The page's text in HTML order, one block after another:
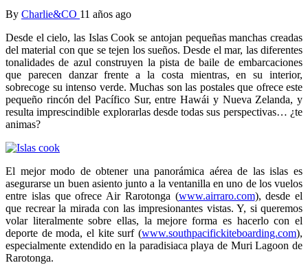
By Charlie&CO 11 años ago
Desde el cielo, las Islas Cook se antojan pequeñas manchas creadas
del material con que se tejen los sueños. Desde el mar, las diferentes
tonalidades de azul construyen la pista de baile de embarcaciones
que parecen danzar frente a la costa mientras, en su interior,
sobrecoge su intenso verde. Muchas son las postales que ofrece este
pequeño rincón del Pacífico Sur, entre Hawái y Nueva Zelanda, y
resulta imprescindible explorarlas desde todas sus perspectivas… ¿te
animas?
El mejor modo de obtener una panorámica aérea de las islas es
asegurarse un buen asiento junto a la ventanilla en uno de los vuelos
entre islas que ofrece Air Rarotonga (www.airraro.com), desde el
que recrear la mirada con las impresionantes vistas. Y, si queremos
volar literalmente sobre ellas, la mejore forma es hacerlo con el
deporte de moda, el kite surf (www.southpacifickiteboarding.com),
especialmente extendido en la paradisiaca playa de Muri Lagoon de
Rarotonga.